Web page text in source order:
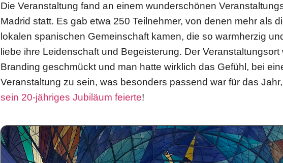
Die Veranstaltung fand an einem wunderschönen
Madrid statt. Es gab etwa 250 Teilnehmer, von denen mehr als
lokalen spanischen Gemeinschaft kamen, die so warmherzig
liebe ihre Leidenschaft und Begeisterung. Der
Branding geschmückt und man hatte wirklich das Gefühl, bei
Veranstaltung zu sein, was besonders passend war für das
sein 20-jähriges Jubiläum feierte!